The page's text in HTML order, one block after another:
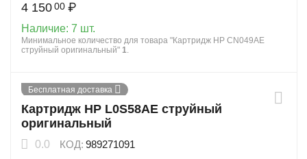
4 150 00 ₽
Наличие: 7 шт.
Минимальное количество для товара "Картридж HP CN049AE
струйный оригинальный" 1.
Бесплатная доставка
Картридж HP L0S58AE струйный
оригинальный
0.0 КОД: 989271091